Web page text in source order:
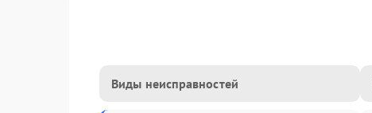
Виды неисправностей